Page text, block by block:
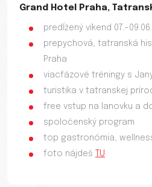
Grand Hotel Praha,
predĺžený víkend 07.-
prepychová, tatranská
Praha
viacfázové tréningy s
turistika v tatranskej
free vstup na lanovku a
spoločenský program
top gastronómia,
foto nájdeš
TU